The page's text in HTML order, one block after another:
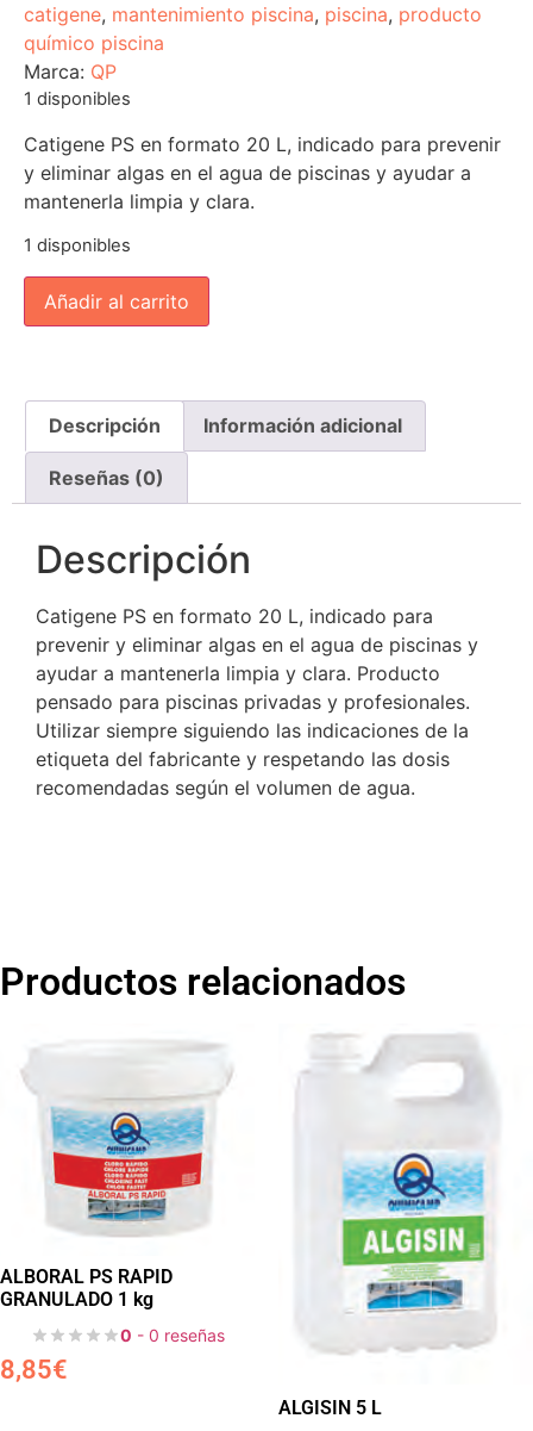
catigene, mantenimiento piscina, piscina, producto
químico piscina
Marca: QP
1 disponibles
Catigene PS en formato 20 L, indicado para prevenir
y eliminar algas en el agua de piscinas y ayudar a
mantenerla limpia y clara.
1 disponibles
Añadir al carrito
Descripción Información adicional
Reseñas (0)
Descripción
Catigene PS en formato 20 L, indicado para
prevenir y eliminar algas en el agua de piscinas y
ayudar a mantenerla limpia y clara. Producto
pensado para piscinas privadas y profesionales.
Utilizar siempre siguiendo las indicaciones de la
etiqueta del fabricante y respetando las dosis
recomendadas según el volumen de agua.
Productos relacionados
ALBORAL PS RAPID
GRANULADO 1 kg
0 - 0 reseñas
8,85€
ALGISIN 5 L